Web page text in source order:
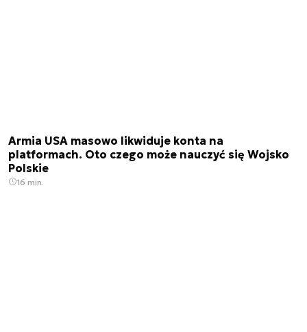
Armia USA masowo likwiduje konta na
platformach. Oto czego może nauczyć się Wojsko
Polskie
16 min.